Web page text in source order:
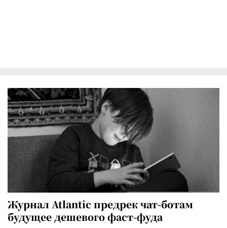
Журнал Atlantic предрек чат-ботам
будущее дешевого фаст-фуда